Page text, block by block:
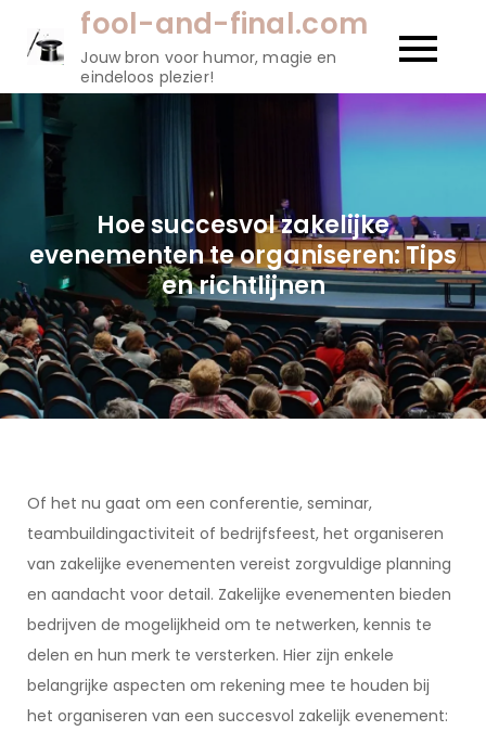
fool-and-final.com
Jouw bron voor humor, magie en
eindeloos plezier!
Hoe succesvol zakelijke
evenementen te organiseren: Tips
en richtlijnen
Of het nu gaat om een conferentie, seminar,
teambuildingactiviteit of bedrijfsfeest, het organiseren
van zakelijke evenementen vereist zorgvuldige planning
en aandacht voor detail. Zakelijke evenementen bieden
bedrijven de mogelijkheid om te netwerken, kennis te
delen en hun merk te versterken. Hier zijn enkele
belangrijke aspecten om rekening mee te houden bij
het organiseren van een succesvol zakelijk evenement: